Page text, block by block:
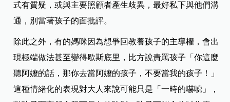
式有質疑，或與主要照顧者產生歧異，最好私下與他們溝
通，別當著孩子的面批評。
除此之外，有的媽咪因為想爭回教養孩子的主導權，會出
現極端做法甚至變得歇斯底里，比方說責罵孩子「你這麼
聽阿嬤的話，那你去當阿嬤的孩子，不要當我的孩子！」
這種情緒化的表現對大人來說可能只是「一時的嚇唬」，